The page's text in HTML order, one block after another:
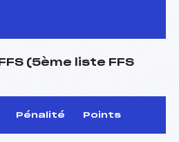
(5ème liste FFS
Pénalité Points